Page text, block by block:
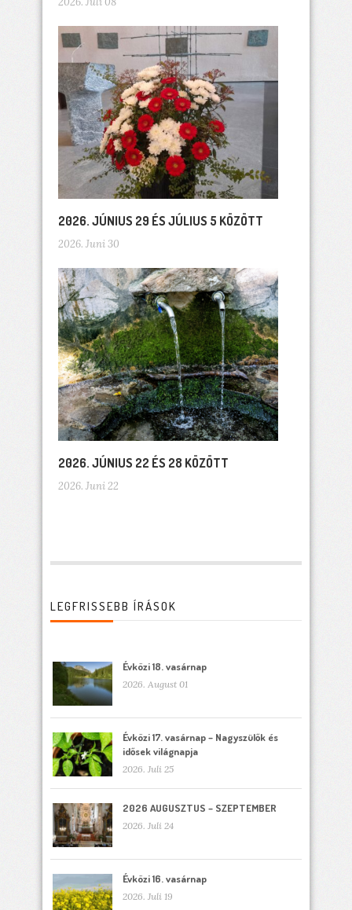
2026. JÚNIUS 29 ÉS JÚLIUS 5 KÖZÖTT
2026. Juni 30
2026. JÚNIUS 22 ÉS 28 KÖZÖTT
2026. Juni 22
LEGFRISSEBB ÍRÁSOK
Évközi 18. vasárnap
2026. August 01
Évközi 17. vasárnap – Nagyszülők és
idősek világnapja
2026. Juli 25
2026 AUGUSZTUS – SZEPTEMBER
2026. Juli 24
Évközi 16. vasárnap
2026. Juli 19